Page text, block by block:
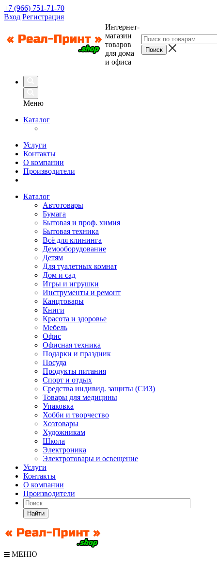
+7 (966) 751-71-70
Вход Регистрация
Интернет-
магазин
товаров
для дома
и офиса
Меню
Каталог
Услуги
Контакты
О компании
Производители
Каталог
Автотовары
Бумага
Бытовая и проф. химия
Бытовая техника
Всё для клининга
Демооборудование
Детям
Для туалетных комнат
Дом и сад
Игры и игрушки
Инструменты и ремонт
Канцтовары
Книги
Красота и здоровье
Мебель
Офис
Офисная техника
Подарки и праздник
Посуда
Продукты питания
Спорт и отдых
Средства индивид. защиты (СИЗ)
Товары для медицины
Упаковка
Хобби и творчество
Хозтовары
Художникам
Школа
Электроника
Электротовары и освещение
Услуги
Контакты
О компании
Производители
Найти
МЕНЮ